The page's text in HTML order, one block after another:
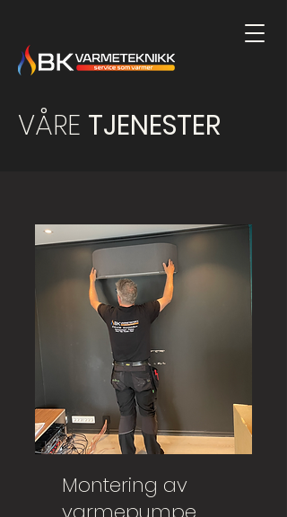
VÅRE TJENESTER
Montering av